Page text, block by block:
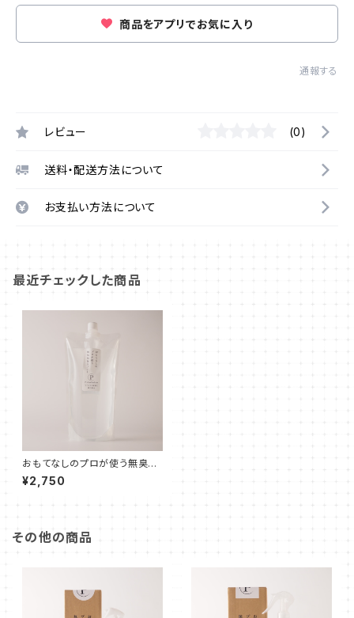
商品をアプリでお気に入り
通報する
レビュー (0)
送料・配送方法について
お支払い方法について
最近チェックした商品
おもてなしのプロが使う無臭除
菌スプレー 1000ml (詰め替え
パック)
¥2,750
その他の商品